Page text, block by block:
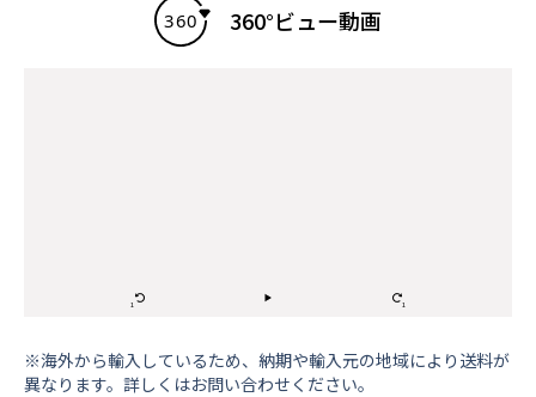
360°ビュー動画
※海外から輸⼊しているため、納期や輸⼊元の地域により送料が
異なります。詳しくはお問い合わせください。